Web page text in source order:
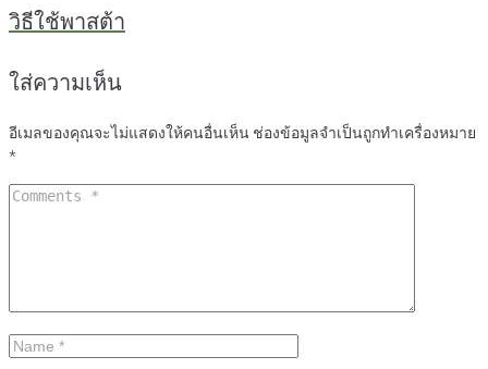
วิธีใช้พาสต้า
ใส่ความเห็น
อีเมลของคุณจะไม่แสดงให้คนอื่นเห็น ช่องข้อมูลจำเป็นถูกทำเครื่องหมาย
*